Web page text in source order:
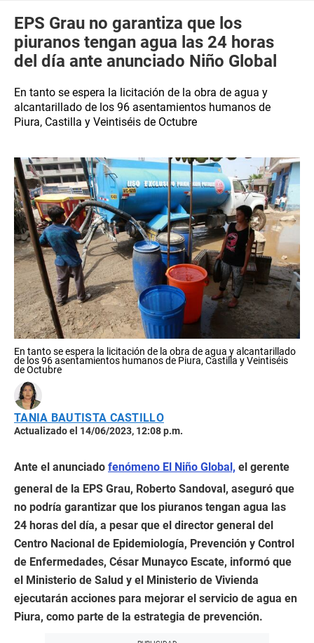
EPS Grau no garantiza que los
piuranos tengan agua las 24 horas
del día ante anunciado Niño Global
En tanto se espera la licitación de la obra de agua y
alcantarillado de los 96 asentamientos humanos de
Piura, Castilla y Veintiséis de Octubre
En tanto se espera la licitación de la obra de agua y alcantarillado
de los 96 asentamientos humanos de Piura, Castilla y Veintiséis
de Octubre
TANIA BAUTISTA CASTILLO
Actualizado el 14/06/2023, 12:08 p.m.
Ante el anunciado fenómeno El Niño Global, el gerente
general de la EPS Grau, Roberto Sandoval, aseguró que
no podría garantizar que los piuranos tengan agua las
24 horas del día, a pesar que el director general del
Centro Nacional de Epidemiología, Prevención y Control
de Enfermedades, César Munayco Escate, informó que
el Ministerio de Salud y el Ministerio de Vivienda
ejecutarán acciones para mejorar el servicio de agua en
Piura, como parte de la estrategia de prevención.